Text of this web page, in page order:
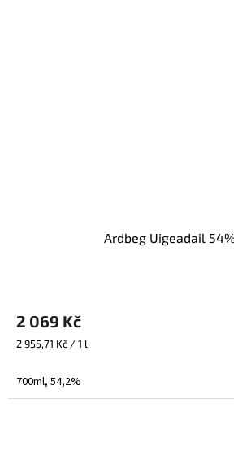
Ardbeg Uigeadail
2 069 Kč
Měrná
2 955,71 Kč / 1 l
700ml, 54,2%